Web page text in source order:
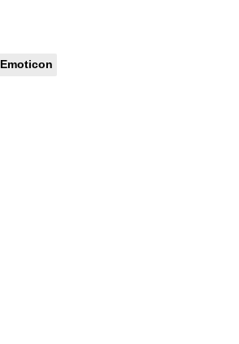
Emoticon